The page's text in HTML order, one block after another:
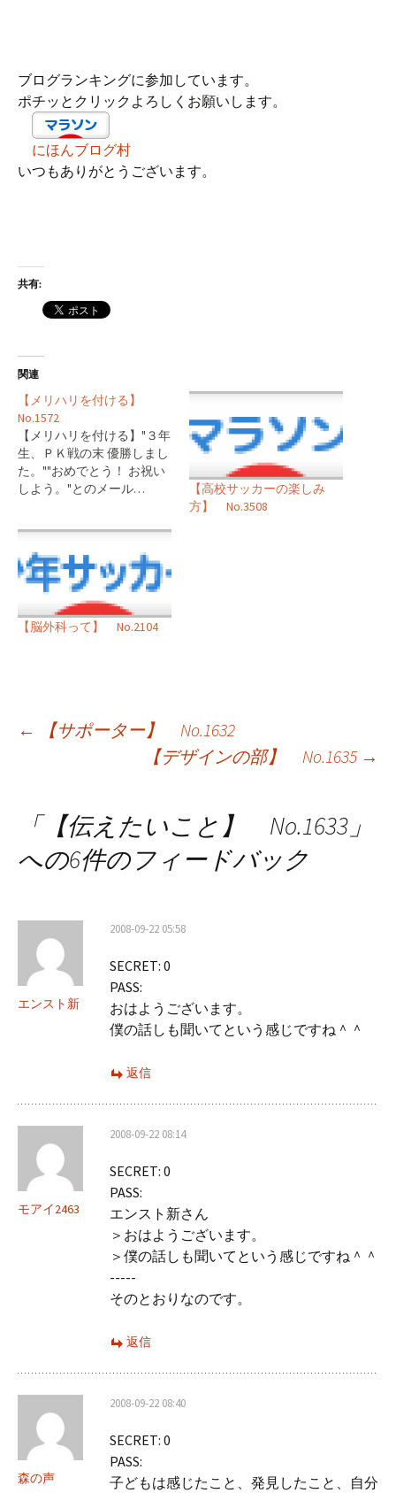
ブログランキングに参加しています。
ポチッとクリックよろしくお願いします。
にほんブログ村
いつもありがとうございます。
共有:
関連
【メリハリを付ける】
No.1572
【メリハリを付ける】"３年
生、ＰＫ戦の末 優勝しまし
た。""おめでとう！ お祝い
しよう。"とのメール…
【高校サッカーの楽しみ
方】 No.3508
【脳外科って】 No.2104
投
ゲ
ン
←
【サポーター】 No.1632
【デザインの部】 No.1635 →
「【伝えたいこと】 No.1633 」
への6件のフィードバック
エンスト新
2008-09-22 05:58
SECRET: 0
PASS:
おはようございます。
僕の話しも聞いてという感じですね＾＾
返信
モアイ2463
2008-09-22 08:14
SECRET: 0
PASS:
エンスト新さん
＞おはようございます。
＞僕の話しも聞いてという感じですね＾＾
-----
そのとおりなのです。
返信
森の声
2008-09-22 08:40
SECRET: 0
PASS:
子どもは感じたこと、発見したこと、自分